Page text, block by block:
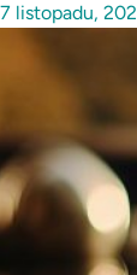
listopadu,